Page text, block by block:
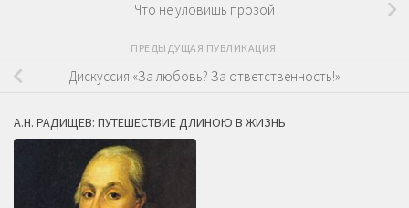
Что не уловишь прозой
ПРЕДЫДУЩАЯ ПУБЛИКАЦИЯ
Дискуссия «За любовь? За ответственность!»
А.Н. РАДИЩЕВ: ПУТЕШЕСТВИЕ ДЛИНОЮ В ЖИЗНЬ